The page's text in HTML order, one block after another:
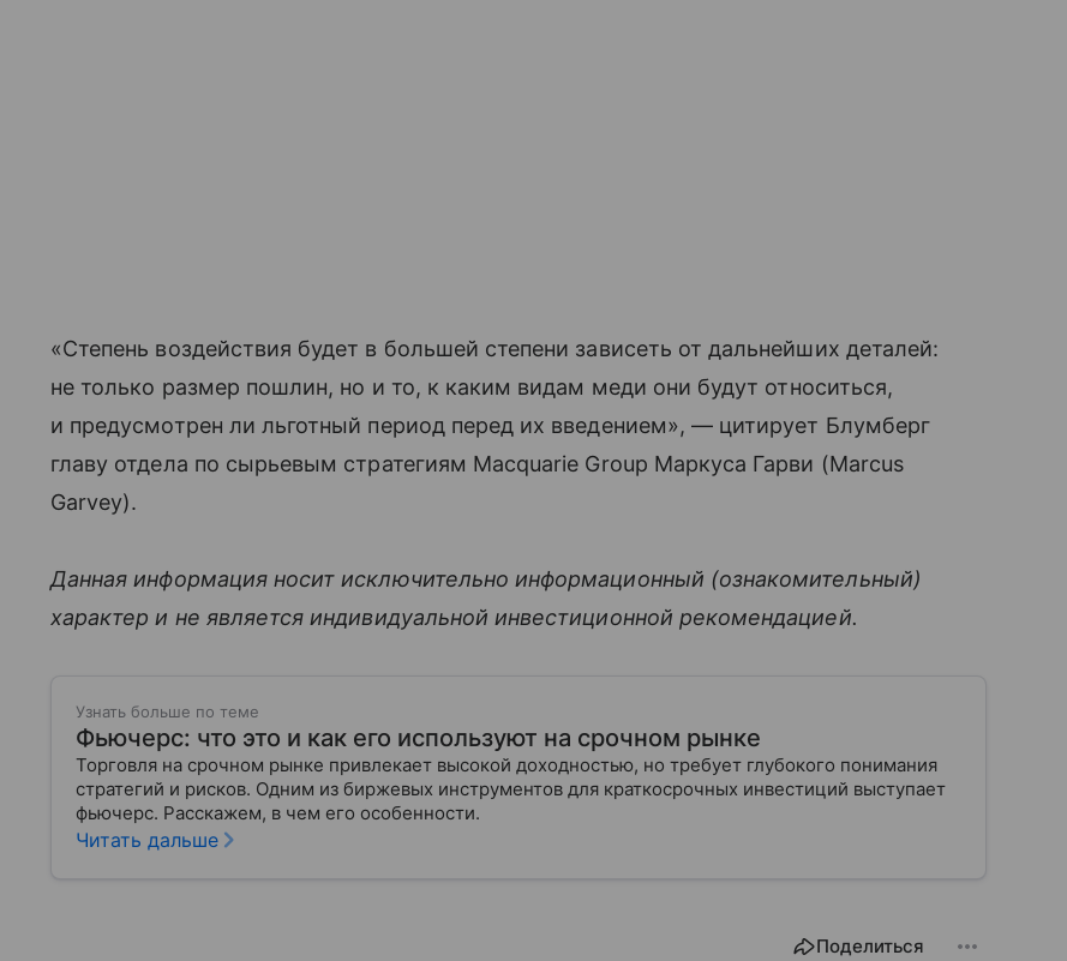
«Степень воздействия будет в большей степени зависеть от дальнейших деталей:
не только размер пошлин, но и то, к каким видам меди они будут относиться,
и предусмотрен ли льготный период перед их введением», — цитирует Блумберг
главу отдела по сырьевым стратегиям Macquarie Group Маркуса Гарви (Marcus
Garvey).
Данная информация носит исключительно информационный (ознакомительный)
характер и не является индивидуальной инвестиционной рекомендацией.
Узнать больше по теме
Фьючерс: что это и как его используют на срочном рынке
Торговля на срочном рынке привлекает высокой доходностью, но требует глубокого понимания
стратегий и рисков. Одним из биржевых инструментов для краткосрочных инвестиций выступает
фьючерс. Расскажем, в чем его особенности.
Читать дальше
Поделиться